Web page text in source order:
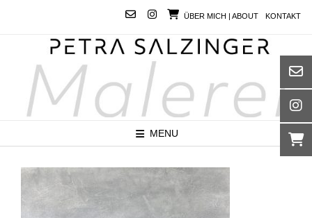
ÜBER MICH | ABOUT KONTAKT
MENU